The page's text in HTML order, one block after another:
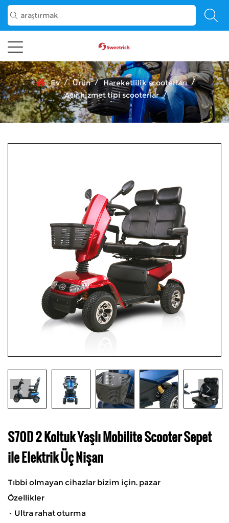
Ev / Ürün / Hareketlilik scooterları /
Ağır hizmet tipi scooterlar /
S70D 2 Koltuk Yaşlı Mobilite Scooter Sepet
ile Elektrik Üç Nişan
Tıbbi olmayan cihazlar bizim için. pazar
Özellikler
· Ultra rahat oturma